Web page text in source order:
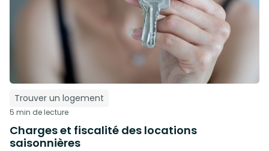
Trouver un logement
5 min de lecture
Charges et fiscalité des locations
saisonnières